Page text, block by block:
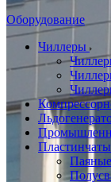
Оборудование
Чиллеры